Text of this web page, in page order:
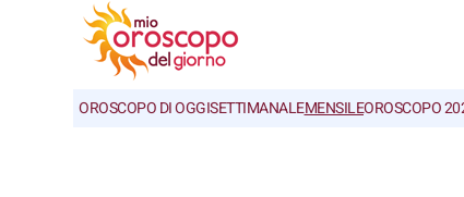
OROSCOPO DI OGGISETTIMANALEMENSILEOROSCOPO